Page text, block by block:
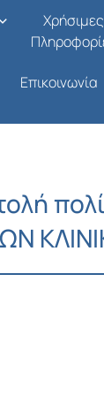
Χρήσιμες
Επικοινωνία